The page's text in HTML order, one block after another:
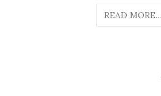
READ MORE...